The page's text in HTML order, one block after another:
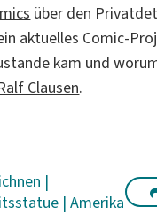
über den
aktuelles Comic-
kam und
Clausen.
|
|Amerika